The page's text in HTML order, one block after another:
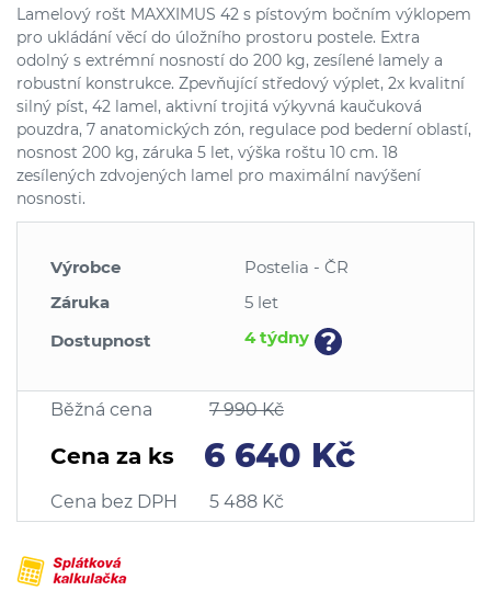
Lamelový rošt MAXXIMUS 42 s pístovým bočním výklopem
pro ukládání věcí do úložního prostoru postele. Extra
odolný s extrémní nosností do 200 kg, zesílené lamely a
robustní konstrukce. Zpevňující středový výplet, 2x kvalitní
silný píst, 42 lamel, aktivní trojitá výkyvná kaučuková
pouzdra, 7 anatomických zón, regulace pod bederní oblastí,
nosnost 200 kg, záruka 5 let, výška roštu 10 cm. 18
zesílených zdvojených lamel pro maximální navýšení
nosnosti.
Výrobce
Postelia - ČR
Záruka
5 let
Dostupnost
4 týdny ?
Běžná cena 7 990 Kč
Cena za ks 6 640 Kč
Cena bez DPH 5 488 Kč